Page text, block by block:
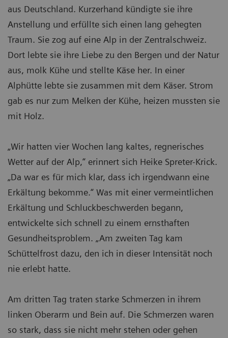
aus Deutschland. Kurzerhand kündigte sie ihre
Anstellung und erfüllte sich einen lang gehegten
Traum. Sie zog auf eine Alp in der Zentralschweiz.
Dort lebte sie ihre Liebe zu den Bergen und der Natur
aus, molk Kühe und stellte Käse her. In einer
Alphütte lebte sie zusammen mit dem Käser. Strom
gab es nur zum Melken der Kühe, heizen mussten sie
mit Holz.
„Wir hatten vier Wochen lang kaltes, regnerisches
Wetter auf der Alp,“ erinnert sich Heike Spreter-Krick.
„Da war es für mich klar, dass ich irgendwann eine
Erkältung bekomme.“ Was mit einer vermeintlichen
Erkältung und Schluckbeschwerden begann,
entwickelte sich schnell zu einem ernsthaften
Gesundheitsproblem. „Am zweiten Tag kam
Schüttelfrost dazu, den ich in dieser Intensität noch
nie erlebt hatte.
Am dritten Tag traten starke Schmerzen in ihrem
linken Oberarm und Bein auf. Die Schmerzen waren
so stark, dass sie nicht mehr stehen oder gehen